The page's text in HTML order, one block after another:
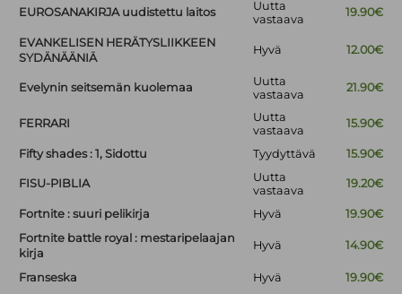
EUROSANAKIRJA uudistettu laitos
Uutta
vastaava
19.90€
EVANKELISEN HERÄTYSLIIKKEEN
SYDÄNÄÄNIÄ
Hyvä 12.00€
Evelynin seitsemän kuolemaa
Uutta
vastaava
21.90€
FERRARI
Uutta
vastaava
15.90€
Fifty shades : 1, Sidottu Tyydyttävä 15.90€
FISU-PIBLIA
Uutta
vastaava
19.20€
Fortnite : suuri pelikirja Hyvä
19.90€
Fortnite battle royal : mestaripelaajan
kirja
Hyvä 14.90€
Franseska Hyvä
19.90€